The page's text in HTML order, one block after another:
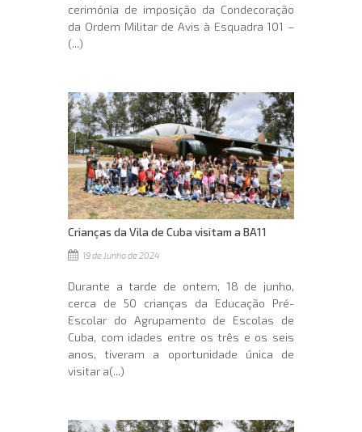
cerimónia de imposição da Condecoração
da Ordem Militar de Avis à Esquadra 101 –
(...)
Crianças da Vila de Cuba visitam a BA11
19 de Junho de 2024
Durante a tarde de ontem, 18 de junho,
cerca de 50 crianças da Educação Pré-
Escolar do Agrupamento de Escolas de
Cuba, com idades entre os três e os seis
anos, tiveram a oportunidade única de
visitar a(...)